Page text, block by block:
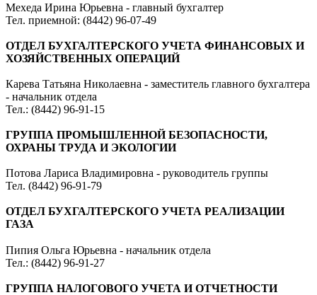
Мехеда Ирина Юрьевна - главный бухгалтер
Тел. приемной: (8442) 96-07-49
ОТДЕЛ БУХГАЛТЕРСКОГО УЧЕТА ФИНАНСОВЫХ И
ХОЗЯЙСТВЕННЫХ ОПЕРАЦИЙ
Карева Татьяна Николаевна - заместитель главного бухгалтера
- начальник отдела
Тел.: (8442) 96-91-15
ГРУППА ПРОМЫШЛЕННОЙ БЕЗОПАСНОСТИ,
ОХРАНЫ ТРУДА И ЭКОЛОГИИ
Потова Лариса Владимировна - руководитель группы
Тел. (8442) 96-91-79
ОТДЕЛ БУХГАЛТЕРСКОГО УЧЕТА РЕАЛИЗАЦИИ
ГАЗА
Пипия Ольга Юрьевна - начальник отдела
Тел.: (8442) 96-91-27
ГРУППА НАЛОГОВОГО УЧЕТА И ОТЧЕТНОСТИ